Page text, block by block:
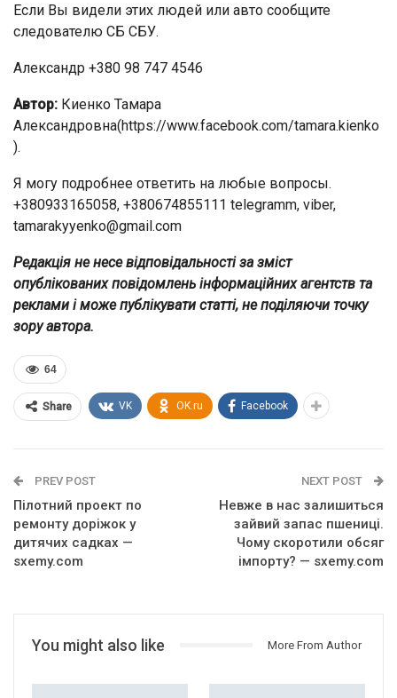
Если Вы видели этих людей или авто сообщите
следователю СБ СБУ.
Александр +380 98 747 4546
Автор: Киенко Тамара
Александровна(https://www.facebook.com/tamara.kienko
).
Я могу подробнее ответить на любые вопросы.
+380933165058, +380674855111 telegramm, viber,
tamarakyyenko@gmail.com
Редакція не несе відповідальності за зміст
опублікованих повідомлень інформаційних агентств та
реклами і може публікувати статті, не поділяючи точку
зору автора.
64
Share VK OK.ru Facebook
PREV POST
Пілотний проект по
ремонту доріжок у
дитячих садках —
sxemy.com
NEXT POST
Невже в нас залишиться
зайвий запас пшениці.
Чому скоротили обсяг
імпорту? — sxemy.com
You might also like More From Author